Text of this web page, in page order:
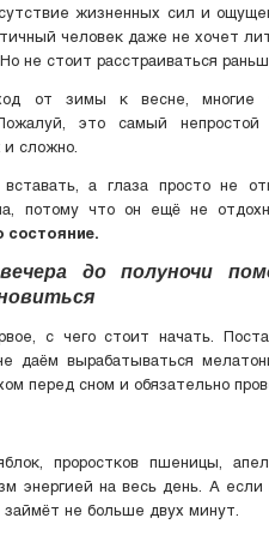
жизненных сил и
человек даже не хочет
не стоит расстраиваться
от зимы к весне, многие
это самый
сложно.
а глаза просто не
потому что он ещё не
состояние.
до полуночи
с чего стоит начать.
даём вырабатываться
перед сном и обязательно
проростков пшеницы,
энергией на весь день. А
не больше двух минут.